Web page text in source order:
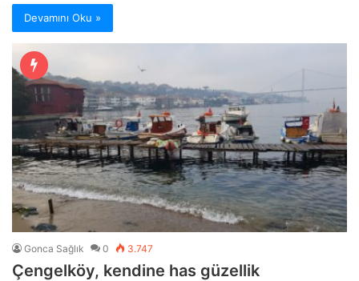
Devamını Oku »
Gonca Sağlık 0 3.747
Çengelköy, kendine has güzellik